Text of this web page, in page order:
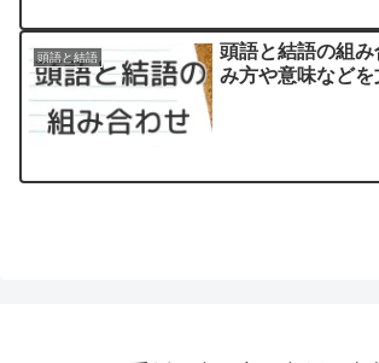
頭語と結語
頭語と結語の組
み方や意味などを